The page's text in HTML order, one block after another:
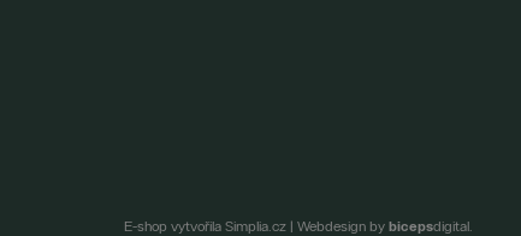
E-shop vytvořila Simplia.cz | Webdesign by bicepsdigital.